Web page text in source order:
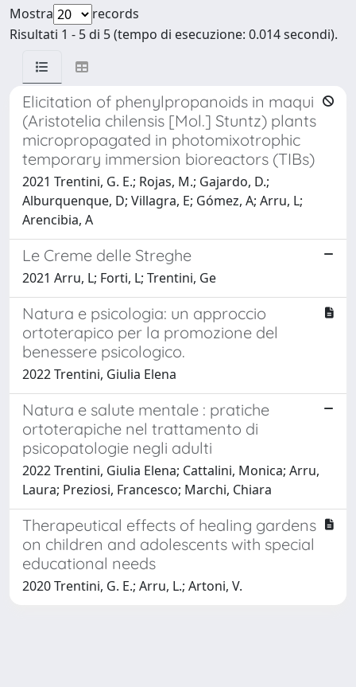
Mostra
records
Risultati 1 - 5 di 5 (tempo di esecuzione: 0.014 secondi).
Elicitation of phenylpropanoids in maqui
(Aristotelia chilensis [Mol.] Stuntz) plants
micropropagated in photomixotrophic
temporary immersion bioreactors (TIBs)
2021 Trentini, G. E.; Rojas, M.; Gajardo, D.;
Alburquenque, D; Villagra, E; Gómez, A; Arru, L;
Arencibia, A
Le Creme delle Streghe
2021 Arru, L; Forti, L; Trentini, Ge
Natura e psicologia: un approccio
ortoterapico per la promozione del
benessere psicologico.
2022 Trentini, Giulia Elena
Natura e salute mentale : pratiche
ortoterapiche nel trattamento di
psicopatologie negli adulti
2022 Trentini, Giulia Elena; Cattalini, Monica; Arru,
Laura; Preziosi, Francesco; Marchi, Chiara
Therapeutical effects of healing gardens
on children and adolescents with special
educational needs
2020 Trentini, G. E.; Arru, L.; Artoni, V.